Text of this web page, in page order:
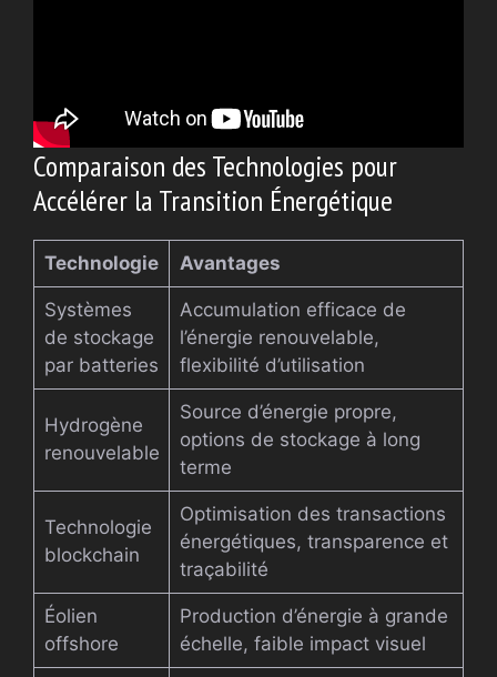
Comparaison des Technologies pour
Accélérer la Transition Énergétique
Technologie Avantages
Systèmes
de stockage
par batteries
Accumulation efficace de
l’énergie renouvelable,
flexibilité d’utilisation
Hydrogène
renouvelable
Source d’énergie propre,
options de stockage à long
terme
Technologie
blockchain
Optimisation des transactions
énergétiques, transparence et
traçabilité
Éolien
offshore
Production d’énergie à grande
échelle, faible impact visuel